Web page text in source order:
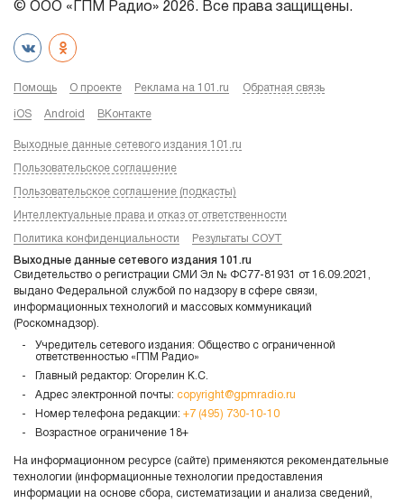
© ООО «ГПМ Радио» 2026. Все права защищены.
Помощь О проекте Реклама на 101.ru Обратная связь
iOS Android ВКонтакте
Выходные данные сетевого издания 101.ru
Пользовательское соглашение
Пользовательское соглашение (подкасты)
Интеллектуальные права и отказ от ответственности
Политика конфиденциальности Результаты СОУТ
Выходные данные сетевого издания 101.ru
Свидетельство о регистрации СМИ Эл № ФС77-81931 от 16.09.2021,
выдано Федеральной службой по надзору в сфере связи,
информационных технологий и массовых коммуникаций
(Роскомнадзор).
Учредитель сетевого издания: Общество с ограниченной
ответственностью «ГПМ Радио»
Главный редактор: Огорелин К.С.
Адрес электронной почты: copyright@gpmradio.ru
Номер телефона редакции: +7 (495) 730-10-10
Возрастное ограничение 18+
На информационном ресурсе (сайте) применяются рекомендательные
технологии (информационные технологии предоставления
информации на основе сбора, систематизации и анализа сведений,